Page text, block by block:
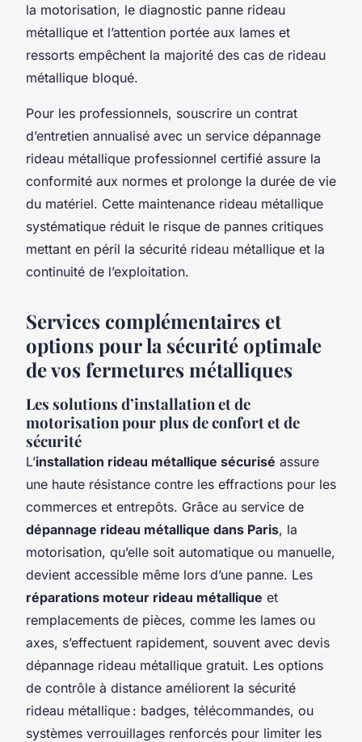
la motorisation, le diagnostic panne rideau
métallique et l’attention portée aux lames et
ressorts empêchent la majorité des cas de rideau
métallique bloqué.
Pour les professionnels, souscrire un contrat
d’entretien annualisé avec un service dépannage
rideau métallique professionnel certifié assure la
conformité aux normes et prolonge la durée de vie
du matériel. Cette maintenance rideau métallique
systématique réduit le risque de pannes critiques
mettant en péril la sécurité rideau métallique et la
continuité de l’exploitation.
Services complémentaires et
options pour la sécurité optimale
de vos fermetures métalliques
Les solutions d’installation et de
motorisation pour plus de confort et de
sécurité
L’installation rideau métallique sécurisé assure
une haute résistance contre les effractions pour les
commerces et entrepôts. Grâce au service de
dépannage rideau métallique dans Paris, la
motorisation, qu’elle soit automatique ou manuelle,
devient accessible même lors d’une panne. Les
réparations moteur rideau métallique et
remplacements de pièces, comme les lames ou
axes, s’effectuent rapidement, souvent avec devis
dépannage rideau métallique gratuit. Les options
de contrôle à distance améliorent la sécurité
rideau métallique : badges, télécommandes, ou
systèmes verrouillages renforcés pour limiter les